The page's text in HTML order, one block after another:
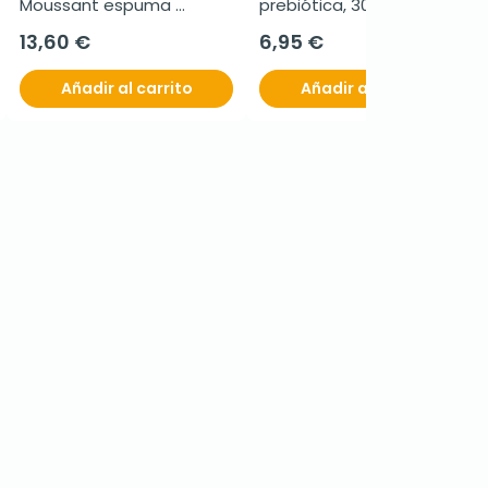
Moussant espuma
13,60 €
Añadir al carrito
prebiótica, 30 g
6,95 €
Añadir al carrito